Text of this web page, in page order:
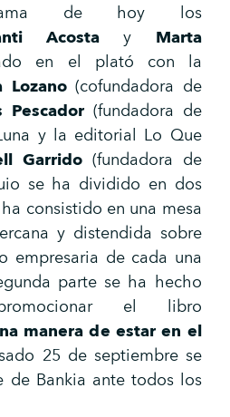
de hoy los
Acosta y Marta
en el plató con la
Lozano(cofundadora de
Pescador (fundadora de
y la editorial Lo Que
Garrido(fundadora de
se ha dividido en dos
consistido en una mesa
y distendida sobre
empresaria de cada una
parte se ha hecho
el libro
manera de estar en el
25 de septiembre se
de Bankia ante todos los